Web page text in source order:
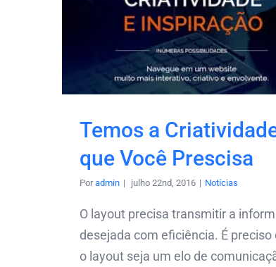
Temos a
que Você Prescisa
Poradmin | julho 22nd, 2016 | Notícias
O layout precisa transmitir a
desejada com eficiência. É preciso
o layout seja um elo de